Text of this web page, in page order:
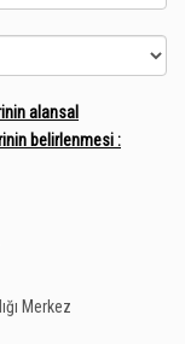
alansal
belirlenmesi :
Merkez